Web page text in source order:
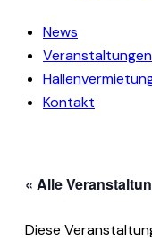
News
Veranstaltungen
Kontakt
« Alle
Diese